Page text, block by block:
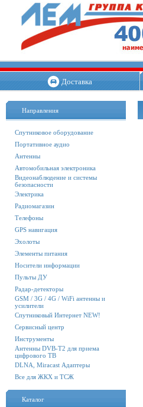
Доставка
Направления
Спутниковое оборудование
Портативное аудио
Антенны
Автомобильная электроника
Видеонаблюдение и системы
безопасности
Электрика
Радиомагазин
Телефоны
GPS навигация
Эхолоты
Элементы питания
Носители информации
Пульты ДУ
Радар-детекторы
GSM / 3G / 4G / WiFi антенны и
усилители
Спутниковый Интернет NEW!
Сервисный центр
Инструменты
Антенны DVB-T2 для приема
цифрового ТВ
DLNA, Miracast Адаптеры
Все для ЖКХ и ТСЖ
Каталог